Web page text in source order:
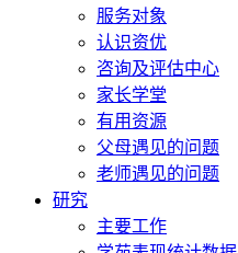
服务对象
认识资优
咨询及评估中心
家长学堂
有用资源
父母遇见的问题
老师遇见的问题
研究
主要工作